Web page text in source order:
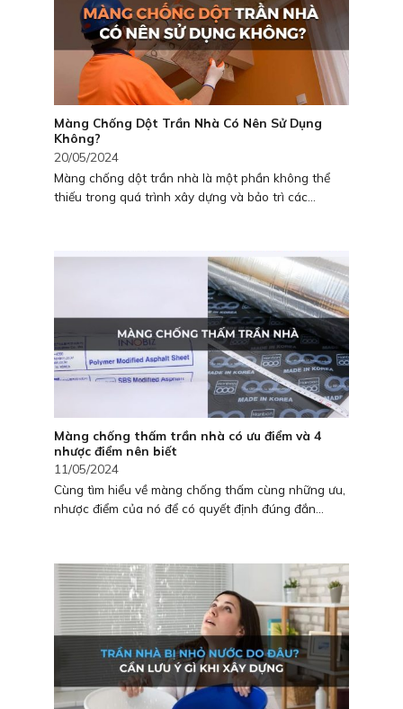
Màng Chống Dột Trần Nhà Có Nên Sử Dụng
Không?
20/05/2024
Màng chống dột trần nhà là một phần không thể
thiếu trong quá trình xây dựng và bảo trì các...
Màng chống thấm trần nhà có ưu điểm và 4
nhược điểm nên biết
11/05/2024
Cùng tìm hiểu về màng chống thấm cùng những ưu,
nhược điểm của nó để có quyết định đúng đắn...